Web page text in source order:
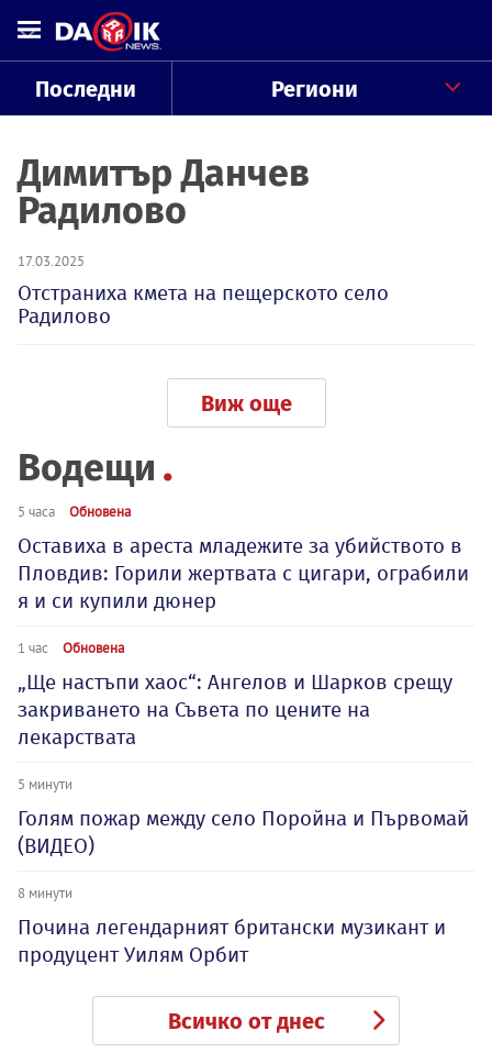
Последни Региони
Димитър Данчев
Радилово
17.03.2025
Отстраниха кмета на пещерското село
Радилово
Виж още
Водещи
5 часа Обновена
Оставиха в ареста младежите за убийството в
Пловдив: Горили жертвата с цигари, ограбили
я и си купили дюнер
1 час Обновена
„Ще настъпи хаос“: Ангелов и Шарков срещу
закриването на Съвета по цените на
лекарствата
5 минути
Голям пожар между село Поройна и Първомай
(ВИДЕО)
8 минути
Почина легендарният британски музикант и
продуцент Уилям Орбит
Всичко от днес